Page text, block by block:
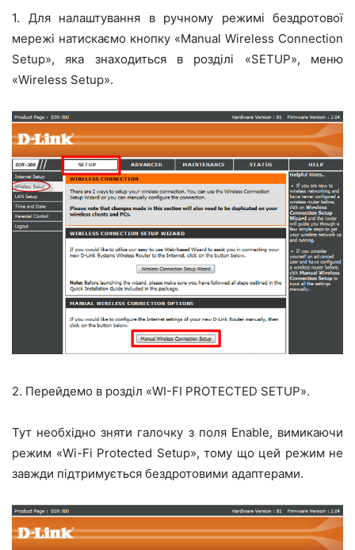
1. Для налаштування в ручному режимі бездротової
мережі натискаємо кнопку «Manual Wireless Connection
Setup», яка знаходиться в розділі «SETUP», меню
«Wireless Setup».
2. Перейдемо в розділ «WI-FI PROTECTED SETUP».
Тут необхідно зняти галочку з поля Enable, вимикаючи
режим «Wi-Fi Protected Setup», тому що цей режим не
завжди підтримується бездротовими адаптерами.